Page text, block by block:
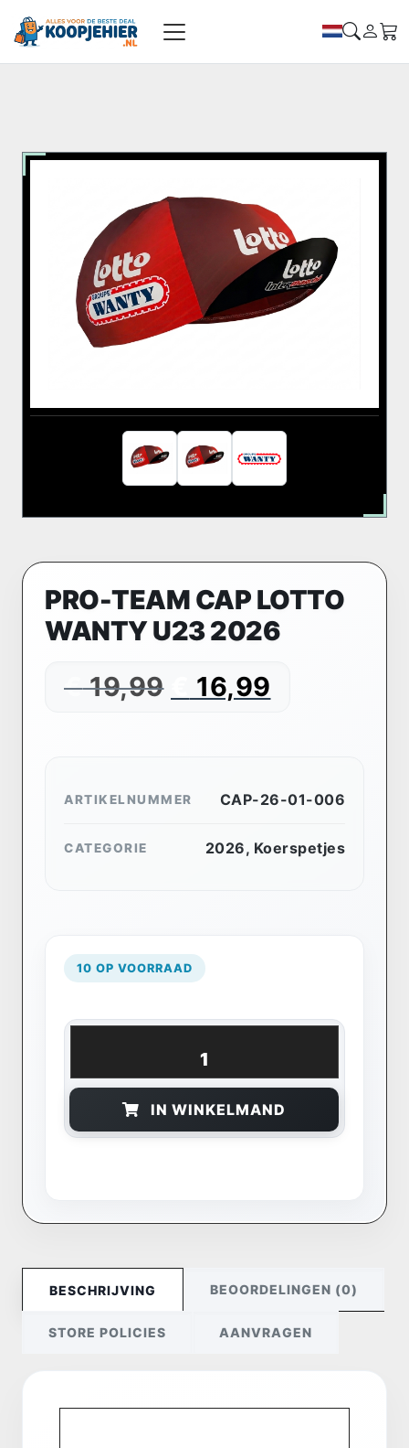
PRO-TEAM CAP LOTTO
WANTY U23 2026
€19,99 16,99
ARTIKELNUMMER CAP-26-01-006
CATEGORIE 2026, Koerspetjes
10 OP VOORRAAD
IN WINKELMAND
BESCHRIJVING BEOORDELINGEN (0)
STORE POLICIES AANVRAGEN